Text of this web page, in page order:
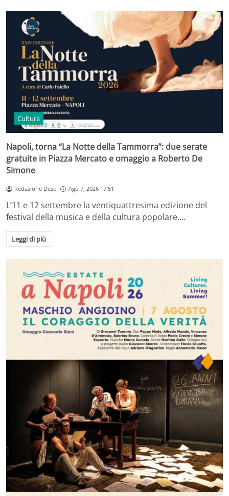
Cultura
Napoli, torna “La Notte della Tammorra”: due serate
gratuite in Piazza Mercato e omaggio a Roberto De
Simone
Redazione Desk Ago 7, 2026 17:51
L’11 e 12 settembre la ventiquattresima edizione del
festival della musica e della cultura popolare.…
Leggi di più